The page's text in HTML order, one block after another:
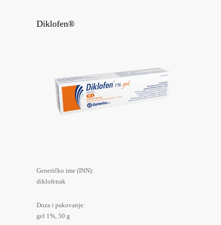
Diklofen®
Generičko ime (INN):
diklofenak
Doza i pakovanje:
gel 1%, 50 g